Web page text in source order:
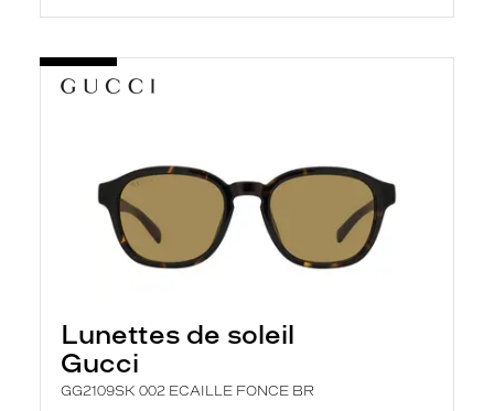
Lunettes de soleil
Gucci
GG2109SK 002 ECAILLE FONCE BR